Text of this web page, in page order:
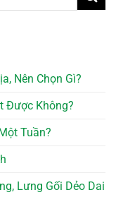
Nên Chọn Gì?
Được Không?
Tuần?
Lưng Gối Dẻo Dai